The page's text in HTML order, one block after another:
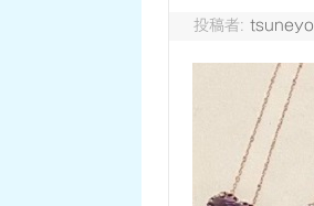
投稿者:tsuneyo